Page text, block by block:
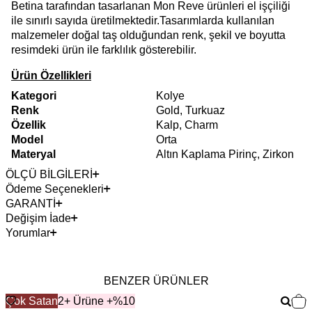
Betina tarafından tasarlanan Mon Reve ürünleri el işçiliği
ile sınırlı sayıda üretilmektedir.Tasarımlarda kullanılan
malzemeler doğal taş olduğundan renk, şekil ve boyutta
resimdeki ürün ile farklılık gösterebilir.
Ürün Özellikleri
Kategori
Kolye
Renk
Gold, Turkuaz
Özellik
Kalp, Charm
Model
Orta
Materyal
Altın Kaplama Pirinç, Zirkon
ÖLÇÜ BİLGİLERİ
Ödeme Seçenekleri
GARANTİ
Değişim İade
Yorumlar
BENZER ÜRÜNLER
Çok Satan2+ Ürüne +%10